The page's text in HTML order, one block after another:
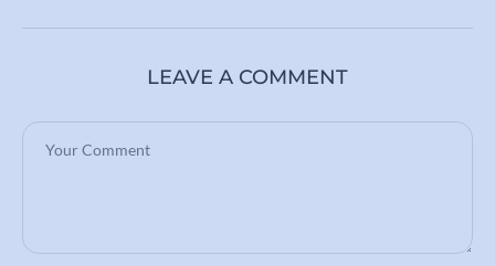
LEAVE A COMMENT